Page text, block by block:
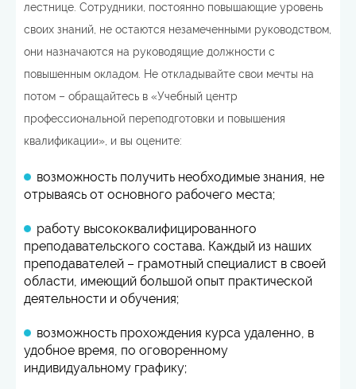
лестнице. Сотрудники, постоянно повышающие уровень
своих знаний, не остаются незамеченными руководством,
они назначаются на руководящие должности с
повышенным окладом. Не откладывайте свои мечты на
потом – обращайтесь в «Учебный центр
профессиональной переподготовки и повышения
квалификации», и вы оцените:
возможность получить необходимые знания, не
отрываясь от основного рабочего места;
работу высококвалифицированного
преподавательского состава. Каждый из наших
преподавателей – грамотный специалист в своей
области, имеющий большой опыт практической
деятельности и обучения;
возможность прохождения курса удаленно, в
удобное время, по оговоренному
индивидуальному графику;